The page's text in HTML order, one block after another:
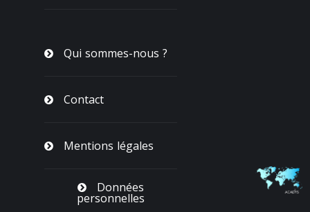
Qui sommes-nous ?
Contact
Mentions légales
Données
personnelles